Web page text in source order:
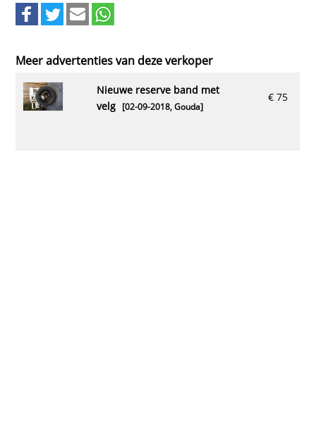
Meer advertenties van deze verkoper
€ 75
nieuwe reserve band met
velg[02-09-2018, Gouda]